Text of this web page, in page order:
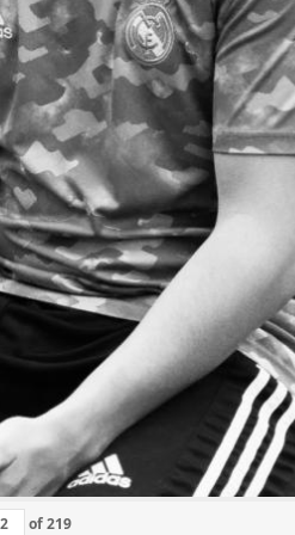
of219